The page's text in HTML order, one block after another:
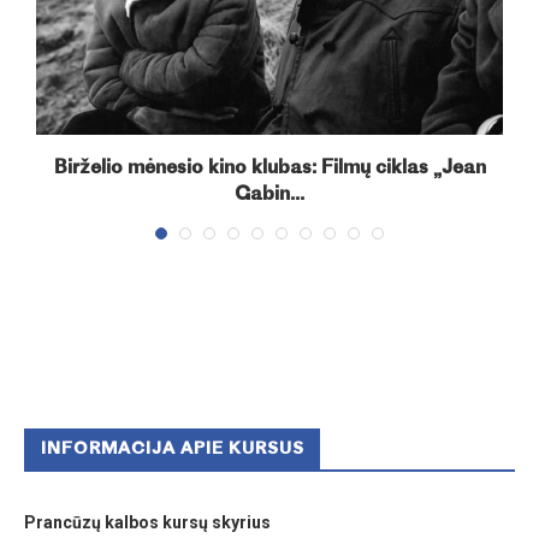
Birželio mėnesio kino klubas: Filmų ciklas „Jean
Gabin...
INFORMACIJA APIE KURSUS
Prancūzų kalbos kursų skyrius